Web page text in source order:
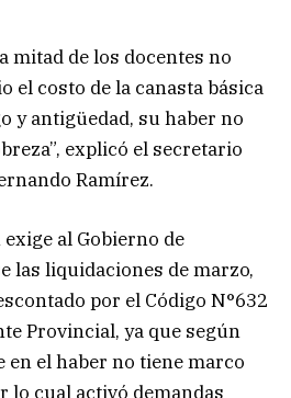
mitad de los docentes no
el costo de la canasta básica
y antigüedad, su haber no
explicó el secretario
Ramírez.
al Gobierno de
las liquidaciones de marzo,
por el Código N°632
Provincial, ya que según
en el haber no tiene marco
lo cual activó demandas